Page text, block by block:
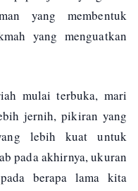
yang membentuk
yang menguatkan
mulai terbuka, mari
jernih, pikiran yang
lebih kuat untuk
pada akhirnya, ukuran
berapa lama kita